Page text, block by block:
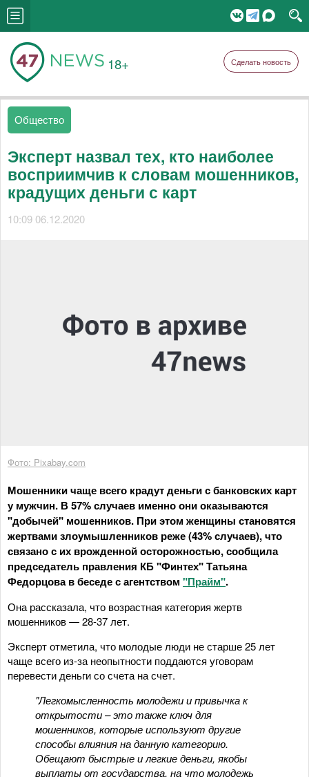
18+ Сделать новость
Общество
Эксперт назвал тех, кто наиболее
восприимчив к словам мошенников,
крадущих деньги с карт
10:09 06.12.2020
Фото: Pixabay.com
Мошенники чаще всего крадут деньги с банковских карт
у мужчин. В 57% случаев именно они оказываются
"добычей" мошенников. При этом женщины становятся
жертвами злоумышленников реже (43% случаев), что
связано с их врожденной осторожностью, сообщила
председатель правления КБ "Финтех" Татьяна
Федорцова в беседе с агентством "Прайм".
Она рассказала, что возрастная категория жертв
мошенников — 28-37 лет.
Эксперт отметила, что молодые люди не старше 25 лет
чаще всего из-за неопытности поддаются уговорам
перевести деньги со счета на счет.
"Легкомысленность молодежи и привычка к
открытости – это также ключ для
мошенников, которые используют другие
способы влияния на данную категорию.
Обещают быстрые и легкие деньги, якобы
выплаты от государства, на что молодежь